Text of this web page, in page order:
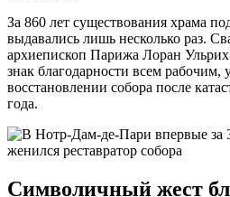
За 860 лет существования храма
выдавались лишь несколько раз.
архиепископ Парижа Лоран
знак благодарности всем рабочим,
восстановлении собора после
года.
Символичный жест